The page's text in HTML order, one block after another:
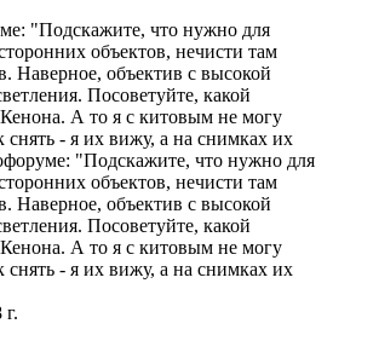
"Подскажите, что нужно для
объектов, нечисти там
Наверное, объектив с высокой
Посоветуйте, какой
А то я с китовым не могу
снять - я их вижу, а на снимках их
"Подскажите, что нужно для
объектов, нечисти там
Наверное, объектив с высокой
Посоветуйте, какой
А то я с китовым не могу
снять - я их вижу, а на снимках их